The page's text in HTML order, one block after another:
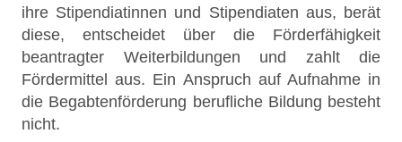
ihre Stipendiatinnen und Stipendiaten aus, berät
diese, entscheidet über die Förderfähigkeit
beantragter Weiterbildungen und zahlt die
Fördermittel aus. Ein Anspruch auf Aufnahme in
die Begabtenförderung berufliche Bildung besteht
nicht.